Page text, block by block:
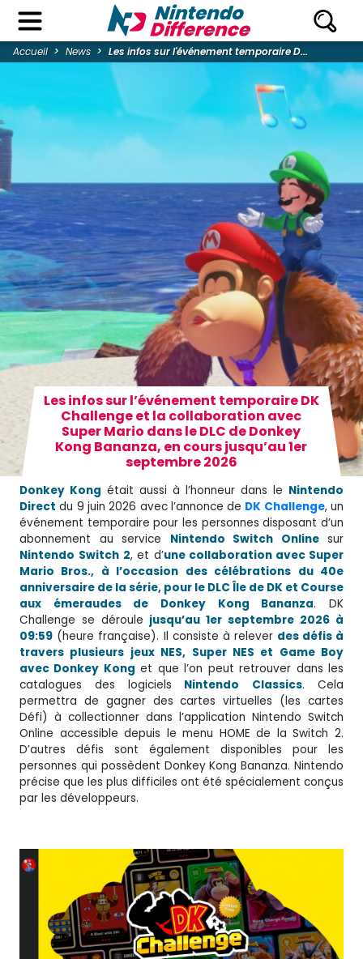
Accueil News Les infos sur l'événement temporaire D...
Les infos sur l’événement temporaire DK
Challenge et la collaboration avec
Super Mario dans le DLC de Donkey
Kong Bananza, en cours jusqu’au 1er
septembre 2026
Donkey Kong était aussi à l’honneur dans le Nintendo
Direct du 9 juin 2026 avec l’annonce de DK Challenge, un
événement temporaire pour les personnes disposant d’un
abonnement au service Nintendo Switch Onlinesur
Nintendo Switch 2, et d’une collaboration avec Super
Mario Bros., à l’occasion des célébrations du 40e
anniversaire de la série, pour le DLC Île de DK et Course
aux émeraudes de Donkey Kong Bananza. DK
Challenge se déroule jusqu’au 1er septembre 2026 à
09:59 (heure française). Il consiste à relever des défis à
travers plusieurs jeux NES, Super NES et Game Boy
avec Donkey Kong et que l’on peut retrouver dans les
catalogues des logiciels Nintendo Classics. Cela
permettra de gagner des cartes virtuelles (les cartes
Défi) à collectionner dans l’application Nintendo Switch
Online accessible depuis le menu HOME de la Switch 2.
D’autres défis sont également disponibles pour les
personnes qui possèdent Donkey Kong Bananza. Nintendo
précise que les plus difficiles ont été spécialement conçus
par les développeurs.